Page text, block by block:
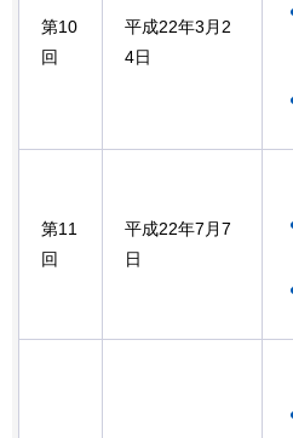
第10
回
平成22年3月2
4日
第11
回
平成22年7月7
日